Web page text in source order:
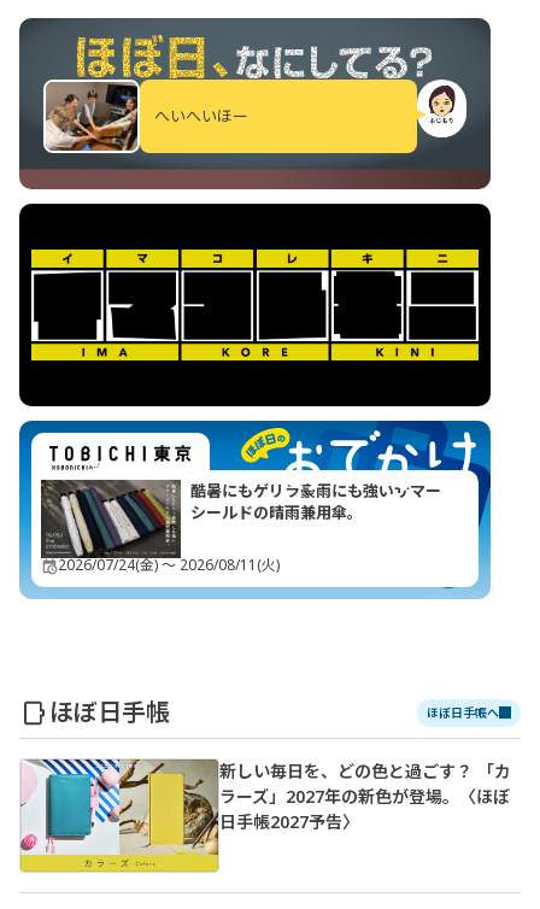
たりすることもなかったかもしれない。でも、
ちょっと考えたこともあるかもしれない。そうい
う、ぼわっとした領域のことですよね。
他人に言い
たくないこともあるでしょうから、
「よろしければ
い機会をいただきました」と言ってくださる方が多
く、ぼくもなんだかほっとしたし、うれしかったで
それで、ね、「ちょっとずるい子だった」という
人が、けっこうたくさんいたのがおもしろかった
ど、「わたし、ちょっとずるい子でした」という人
が多い。 ぼくも、そのうちのひとりだったと思って
いますが。そのずるさって、なんかまた見直してみた
いですね。
インタビューは100問まで続ける覚悟をしていますの
外な質問も、織り交ぜて考えます。
ぼくは、とにか
く100問のインタビューを続けます。
き第２問にまいりましょう。
no.002「じぶんよりも大切な人はいますか？」
な答えになっても、必ず手帳に記録しておいてね。も
へいへいほー
酷暑にもゲリラ豪雨にも強いサマー
シールドの晴雨兼用傘。
2026/07/24(金) 〜 2026/08/11(火)
ほぼ日手帳 ほぼ日手帳へ
新しい毎日を、どの色と過ごす？ 「カ
ラーズ」2027年の新色が登場。〈ほぼ
日手帳2027予告〉